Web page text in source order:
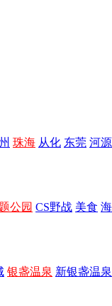
珠海 从化 东莞 河源
公园 CS野战 美食
银盏温泉 新银盏温泉